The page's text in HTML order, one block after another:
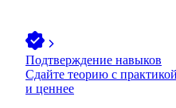
Подтверждение навыков
Сдайте теорию с
и ценнее